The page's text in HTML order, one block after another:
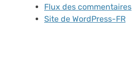
Flux des commentaires
Site de WordPress-FR